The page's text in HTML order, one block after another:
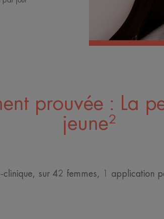
prouvée : La
jeune²
clinique, sur 42 femmes, 1 application